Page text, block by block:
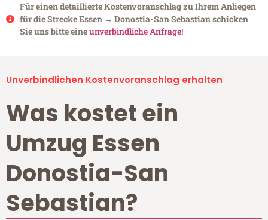
Für einen detaillierte Kostenvoranschlag zu Ihrem Anliegen
für die Strecke Essen → Donostia-San Sebastian schicken
Sie uns bitte eineunverbindliche Anfrage!
Unverbindlichen Kostenvoranschlag erhalten
Was kostet ein
Umzug Essen
Donostia-San
Sebastian?